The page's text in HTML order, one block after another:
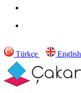
Türkçe English